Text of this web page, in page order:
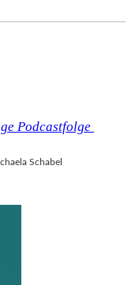
Podcastfolge
Schabel